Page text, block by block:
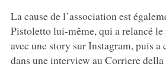
La cause de l’association est
Pistoletto lui-même, qui a relancé
avec une story sur Instagram, puis
dans une interview au Corriere della